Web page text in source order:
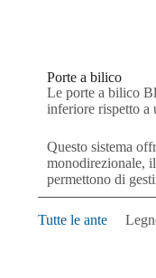
Porte a bilico
Le porte a bilico
inferiore rispetto a
Questo sistema
monodirezionale,
permettono di
Tutte le ante